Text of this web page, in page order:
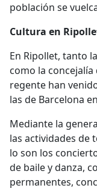
población se
Cultura en
En Ripollet, tanto
como la
regente han
las de Barcelona
Mediante la
las actividades de
lo son los
de baile y danza,
permanentes,